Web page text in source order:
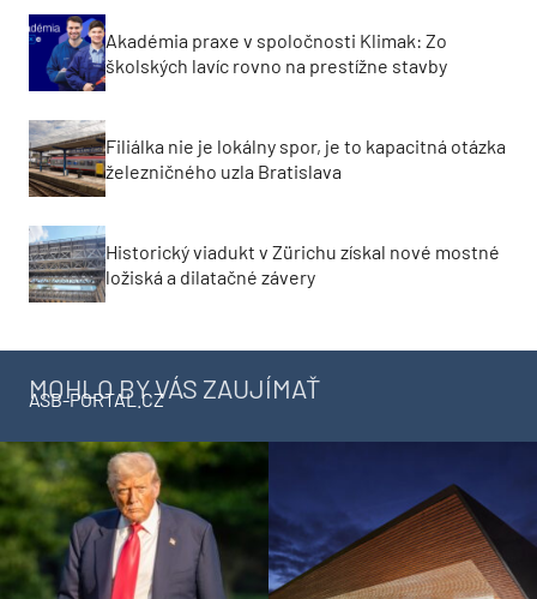
Akadémia praxe v spoločnosti Klimak: Zo
školských lavíc rovno na prestížne stavby
Filiálka nie je lokálny spor, je to kapacitná otázka
železničného uzla Bratislava
Historický viadukt v Zürichu získal nové mostné
ložiská a dilatačné závery
MOHLO BY VÁS ZAUJÍMAŤ
ASB-PORTAL.CZ